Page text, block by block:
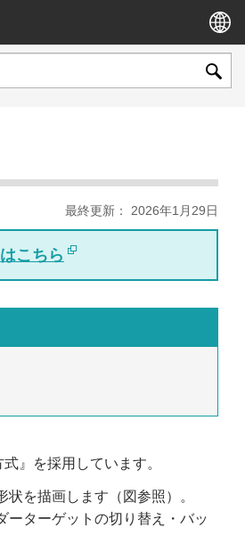
最終更新： 2026年1月29日
こちら
』を採用しています。
を描画します（図参照）。
ーターゲットの切り替え・バッ